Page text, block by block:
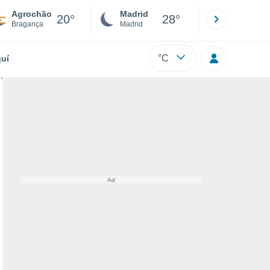
Agrochão
Bragança 20° Madrid
Madrid 28°
°C